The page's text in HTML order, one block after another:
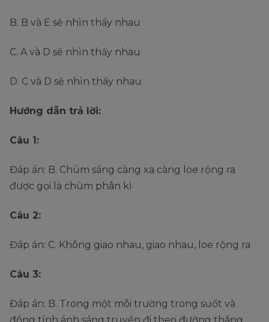
B. B và E sẽ nhìn thấy nhau
C. A và D sẽ nhìn thấy nhau
D. C và D sẽ nhìn thấy nhau
Hướng dẫn trả lời:
Câu 1:
Đáp án: B. Chùm sáng càng xa càng loe rộng ra
được gọi là chùm phân kì
Câu 2:
Đáp án: C. Không giao nhau, giao nhau, loe rộng ra
Câu 3:
Đáp án: B. Trong một môi trường trong suốt và